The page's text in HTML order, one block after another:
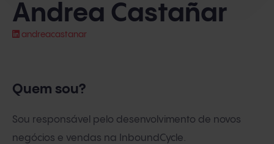
Andrea Castañar
andreacastanar
Quem sou?
Sou responsável pelo desenvolvimento de novos
negócios e vendas na InboundCycle.